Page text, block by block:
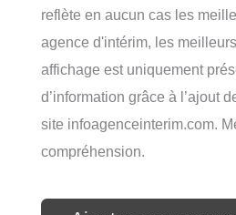
reflète en aucun cas les
agence d'intérim, les
affichage est uniquement
d’information grâce à l’ajout
site infoagenceinterim.com.
compréhension.